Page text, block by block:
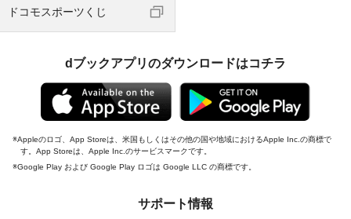
ドコモスポーツくじ
dブックアプリのダウンロードはコチラ
Appleのロゴ、App Storeは、米国もしくはその他の国や地域におけるApple Inc.の商標で
す。App Storeは、Apple Inc.のサービスマークです。
Google Play および Google Play ロゴは Google LLC の商標です。
サポート情報